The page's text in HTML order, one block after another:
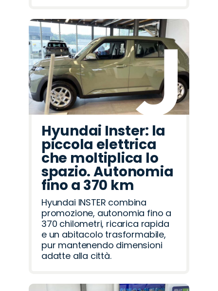
Hyundai Inster: la
piccola elettrica
che moltiplica lo
spazio. Autonomia
fino a 370 km
Hyundai INSTER combina
promozione, autonomia fino a
370 chilometri, ricarica rapida
e un abitacolo trasformabile,
pur mantenendo dimensioni
adatte alla città.